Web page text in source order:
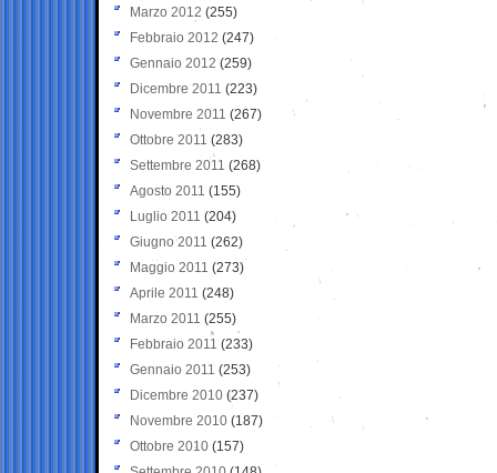
Marzo 2012 (255)
Febbraio 2012 (247)
Gennaio 2012 (259)
Dicembre 2011 (223)
Novembre 2011 (267)
Ottobre 2011 (283)
Settembre 2011 (268)
Agosto 2011 (155)
Luglio 2011 (204)
Giugno 2011 (262)
Maggio 2011 (273)
Aprile 2011 (248)
Marzo 2011 (255)
Febbraio 2011 (233)
Gennaio 2011 (253)
Dicembre 2010 (237)
Novembre 2010 (187)
Ottobre 2010 (157)